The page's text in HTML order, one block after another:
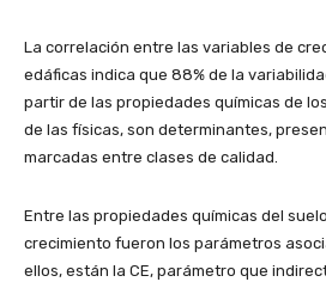
La correlación entre las variables de
edáficas indica que 88% de la
partir de las propiedades químicas de
de las físicas, son determinantes,
marcadas entre clases de calidad.
Entre las propiedades químicas del
crecimiento fueron los parámetros
ellos, están la CE, parámetro que